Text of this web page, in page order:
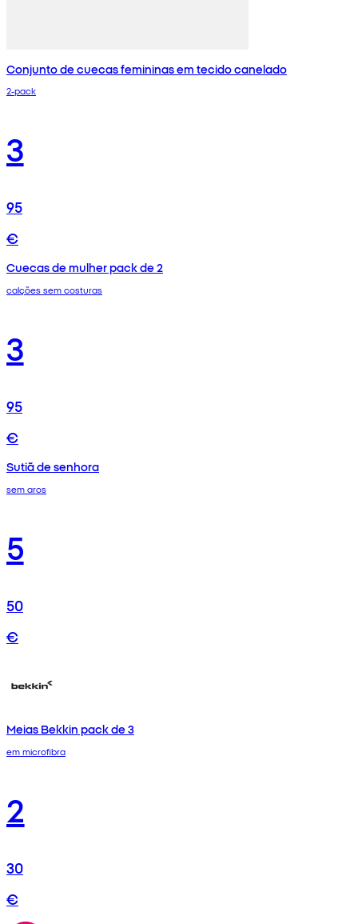
Conjunto de cuecas femininas em tecido canelado
2-pack
3
95
€
Cuecas de mulher pack de 2
calções sem costuras
3
95
€
Sutiã de senhora
sem aros
5
50
€
Meias Bekkin pack de 3
em microfibra
2
30
€